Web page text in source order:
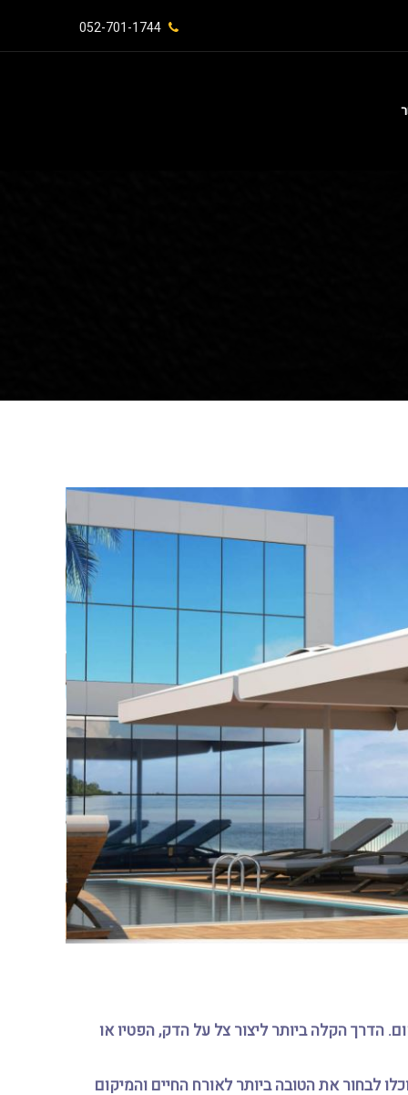
052-701-1744⁩
הדרך הקלה ביותר ליצור צל על הדק, הפטיו או
לבחור את הטובה ביותר לאורח החיים והמיקום